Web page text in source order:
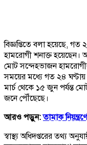
বিজ্ঞপ্তিতে বলা হয়েছে,
হামরোগী শনাক্ত হয়েছেন।
মোট সন্দেহভাজন
সময়ের মধ্যে গত ২৪
মার্চ থেকে ১৫ জুন পর্যন্ত
জনে পৌঁছেছে।
আরও পড়ুন:তামাক
স্বাস্থ্য অধিদপ্তরের তথ্য